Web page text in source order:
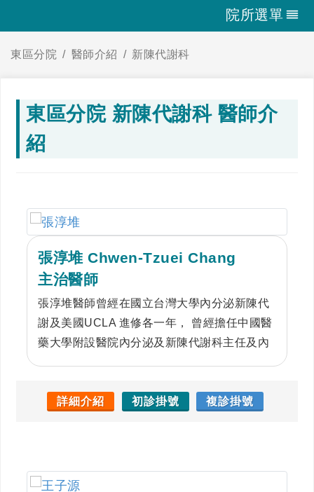
院所選單
東區分院 醫師介紹 新陳代謝科
東區分院 新陳代謝科 醫師介
紹
張淳堆 Chwen-Tzuei Chang
主治醫師
張淳堆醫師曾經在國立台灣大學內分泌新陳代
謝及美國UCLA 進修各一年， 曾經擔任中國醫
藥大學附設醫院內分泌及新陳代謝科主任及內
波預測惡性腫瘤的臨床判讀。
詳細介紹 初診掛號 複診掛號